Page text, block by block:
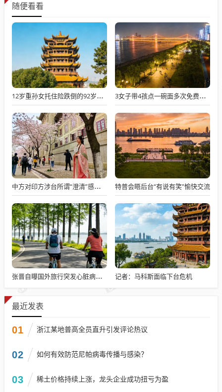
随便看看
12岁重孙女托住险跌倒的92岁太爷爷 3女子带4孩点一碗面多次免费续面
中方对印方涉台所谓“澄清”感到意外 特普会晤后台“有说有笑”愉快交流
张晋自曝国外旅行突发心脏病险丧命 记者：马科斯面临下台危机
最近发表
01 浙江某地普高全员直升引发评论热议
02 如何有效防范尼帕病毒传播与感染？
03 稀土价格持续上涨，龙头企业成功扭亏为盈